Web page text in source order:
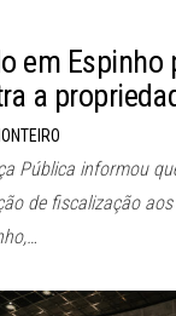
em Espinho
a
Pública informou
de fiscalização